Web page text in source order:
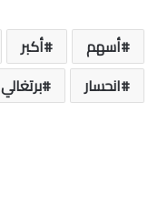
أسهم أكبر
انحسار
برتغالي